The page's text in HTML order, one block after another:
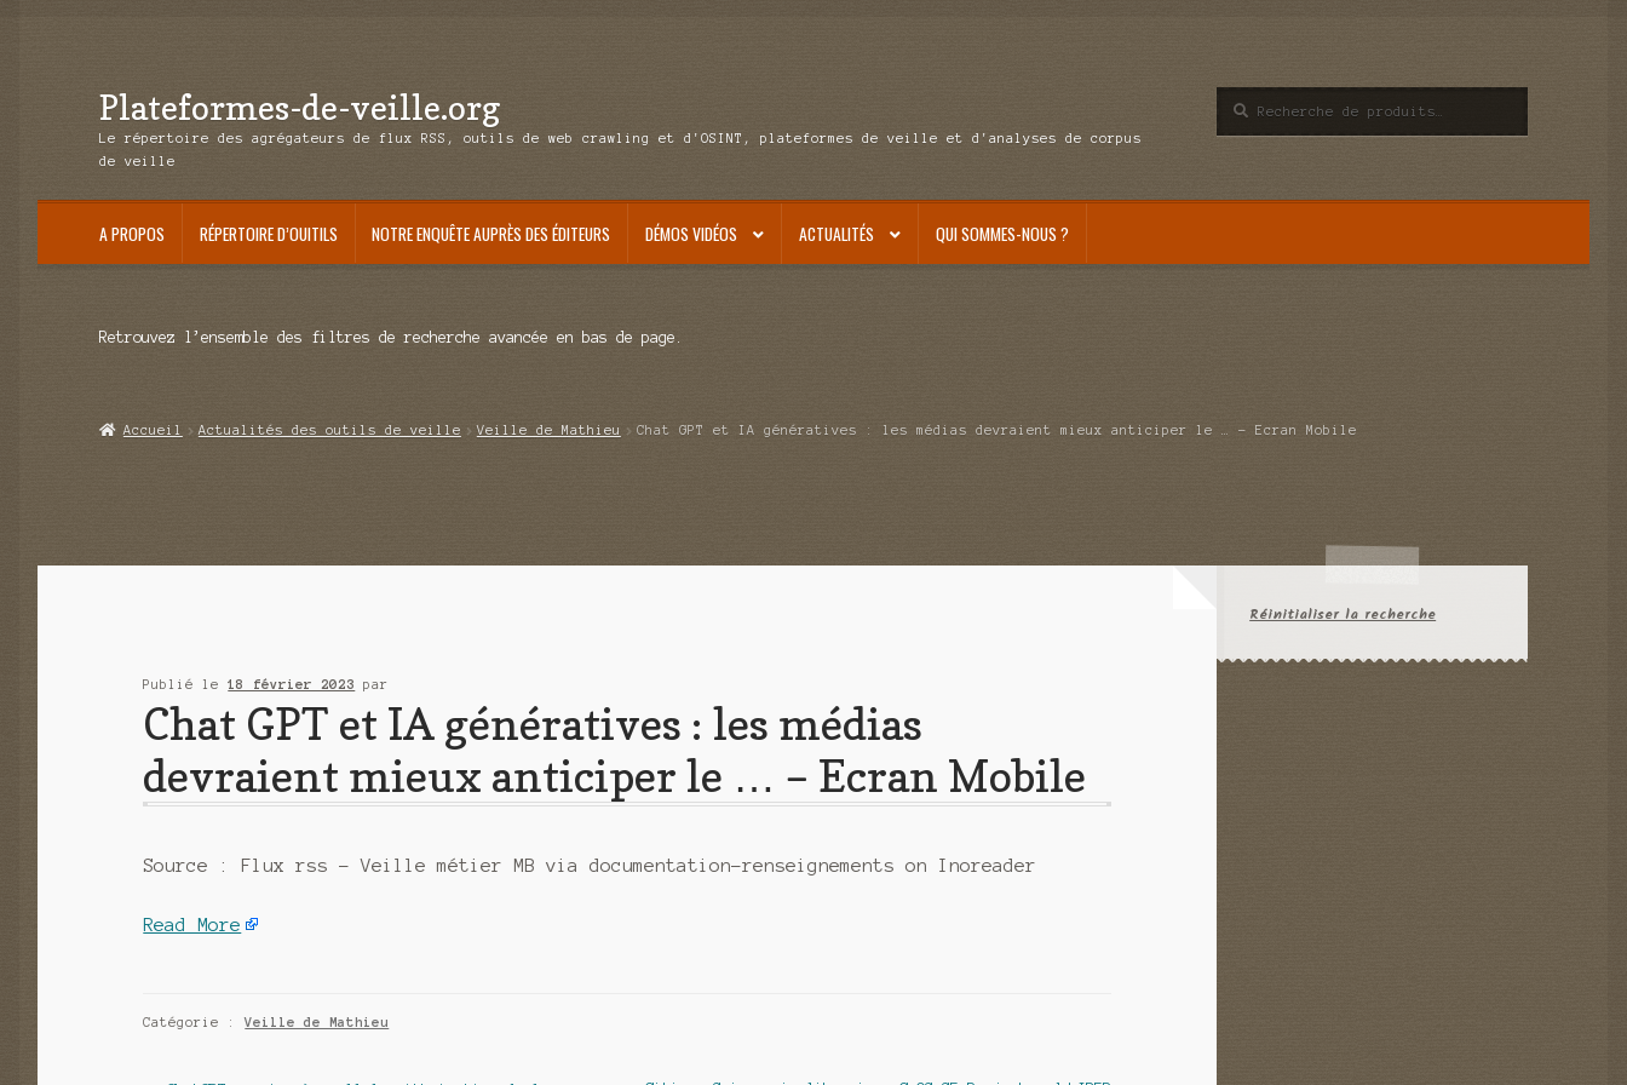
Aller
à
Aller
au
Plateformes-de-veille.org
Le répertoire des agrégateurs de flux RSS, outils de web crawling et d'OSINT, plateformes de veille et d'analyses de corpus
de veille
pour :
A PROPOS RÉPERTOIRE D’OUITILS NOTRE ENQUÊTE AUPRÈS DES ÉDITEURS DÉMOS VIDÉOS ACTUALITÉS QUI SOMMES-NOUS ?
Retrouvez l’ensemble des filtres de recherche avancée en bas de page.
Accueil Actualités des outils de veille Veille de Mathieu Chat GPT et IA génératives : les médias devraient mieux anticiper le … – Ecran Mobile
Publié le18 février 2023 par
Chat GPT et IA génératives : les médias
devraient mieux anticiper le … – Ecran Mobile
Source : Flux rss – Veille métier MB via documentation-renseignements on Inoreader
Read More
Catégorie :Veille de Mathieu
Réinitialiser la recherche